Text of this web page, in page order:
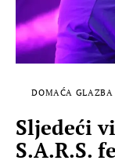
DOMAĆA GLAZBA
Sljedeći
S.A.R.S.